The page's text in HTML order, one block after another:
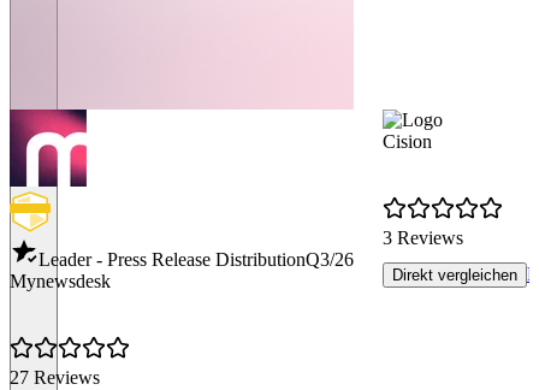
Leader - Press Release DistributionQ3/26
Mynewsdesk
27 Reviews
Cision
3 Reviews
Direkt vergleichen